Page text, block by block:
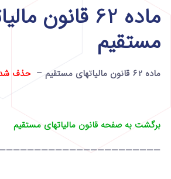
ماده 62 قانون
مستقیم
ماده 62 قانون مالیاتهای مستقیم – حذف
برگشت به صفحه قانون مالیاتهای مستقیم